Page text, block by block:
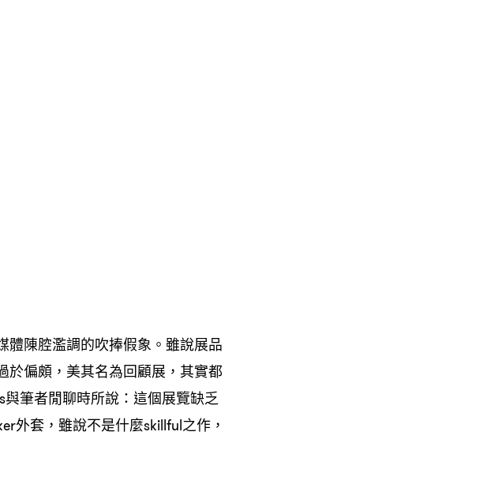
體陳腔濫調的吹捧假象。雖說展品
於偏頗，美其名為回顧展，其實都
筆者閒聊時所說：這個展覽缺乏
外套，雖說不是什麼skillful之作，